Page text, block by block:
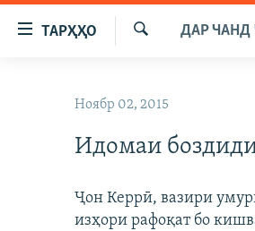
Пайвандҳои
дастрасӣ
ТАРҲҲО
ИҚТИСОД
ҚАЗИЯИ "КРОКУС"
ГАПИ ОЗОД
РӮЗГОРИ МУҲОҶИР
ТАҲҚИҚОТ
ДАР
Ноябр 02, 2015
Идомаи
Ҷон Керрӣ, вазири
изҳори рафоқат бо